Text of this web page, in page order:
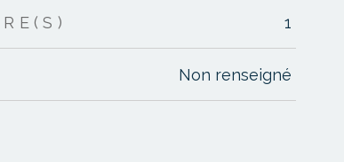
1
Non renseigné